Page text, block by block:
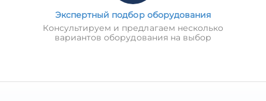
Экспертный подбор оборудования
Консультируем и предлагаем несколько
вариантов оборудования на выбор